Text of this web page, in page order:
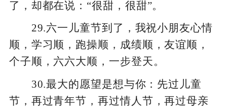
了，却都在说：“很甜，很甜”。
29.六一儿童节到了，我祝小朋友心情
顺，学习顺，跑操顺，成绩顺，友谊顺，
个子顺，六六大顺，一步登天。
30.最大的愿望是想与你：先过儿童
节，再过青年节，再过情人节，再过母亲